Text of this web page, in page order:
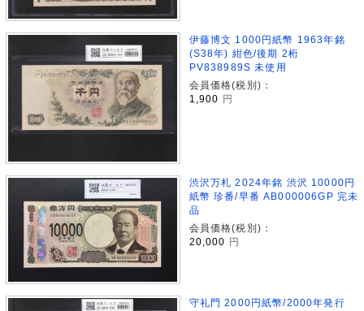
伊藤博文 1000円紙幣 1963年銘
(S38年) 紺色/後期 2桁
PV838989S 未使用
会員価格(税別)：
1,900 円
渋沢万札 2024年銘 渋沢 10000円
紙幣 珍番/早番 AB000006GP 完未
品
会員価格(税別)：
20,000
円
守礼門 2000円紙幣/2000年発行